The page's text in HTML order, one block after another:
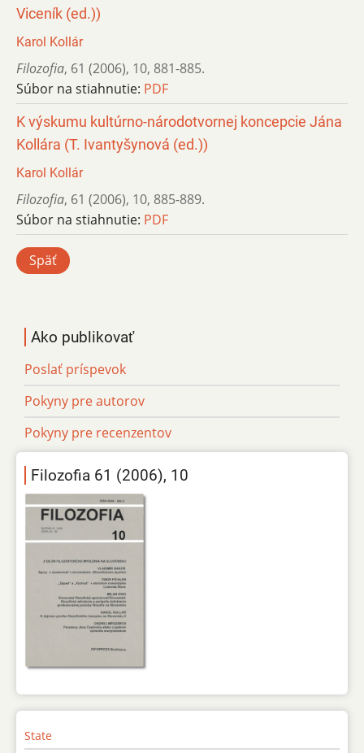
Viceník (ed.))
Karol Kollár
Filozofia, 61 (2006), 10, 881-885.
Súbor na stiahnutie: PDF
K výskumu kultúrno-národotvornej koncepcie Jána
Kollára (T. Ivantyšynová (ed.))
Karol Kollár
Filozofia, 61 (2006), 10, 885-889.
Súbor na stiahnutie: PDF
Späť
Ako publikovať
Poslať príspevok
Pokyny pre autorov
Pokyny pre recenzentov
Filozofia 61 (2006), 10
State